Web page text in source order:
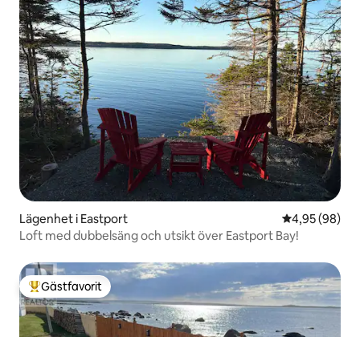
Lägenhet i Eastport 4,95 av 5 i
4,95 (98)
Loft med dubbelsäng och utsikt över Eastport Bay!
Populär gästfavorit
Gästfavorit